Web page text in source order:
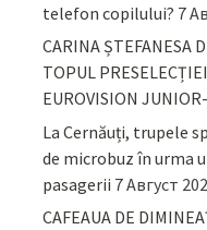
telefon copilului? 7
CARINA ȘTEFANESA
TOPUL
EUROVISION
La Cernăuți, trupele
de microbuz în urma
pasagerii 7 Август
CAFEAUA DE